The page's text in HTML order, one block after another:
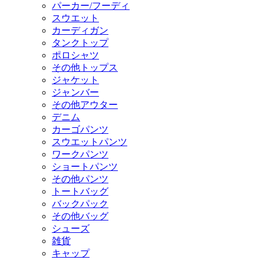
パーカー/フーディ
スウエット
カーディガン
タンクトップ
ポロシャツ
その他トップス
ジャケット
ジャンバー
その他アウター
デニム
カーゴパンツ
スウエットパンツ
ワークパンツ
ショートパンツ
その他パンツ
トートバッグ
バックパック
その他バッグ
シューズ
雑貨
キャップ